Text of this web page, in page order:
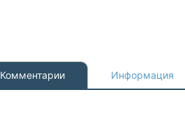
Комментарии Информация